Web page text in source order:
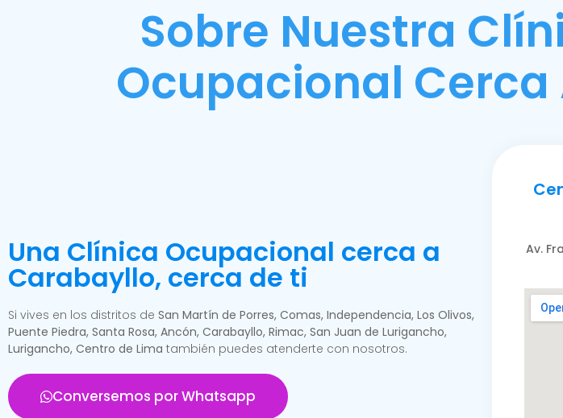
Sobre Nuestra
Ocupacional
Una Clínica Ocupacional cerca a
Carabayllo, cerca de ti
Si vives en los distritos de San Martín de Porres, Comas, Independencia, Los Olivos,
Puente Piedra, Santa Rosa, Ancón, Carabayllo, Rimac, San Juan de Lurigancho,
Lurigancho, Centro de Lima también puedes atenderte con nosotros.
Conversemos por Whatsapp
Av.